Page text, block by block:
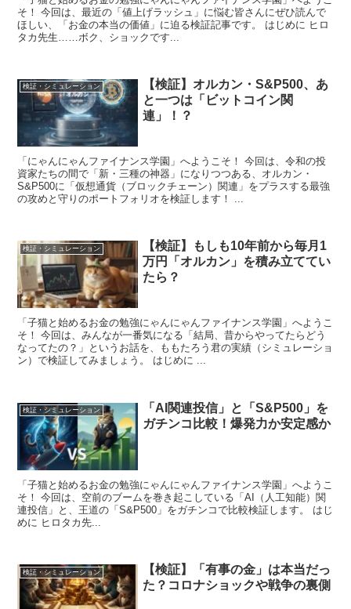
そ！ 今回は、最近の「値上げラッシュ」に悩む皆さんにぜひ読んで
ほしい、「お金の本当の価値」に迫る検証記事です。 はじめに ヒロ
タカ先生……ボク、ショックです...
検証・シミュレーション
【検証】オルカン・S&P500、あ
と一つは「ビットコイン関
連」！？
「にゃんにゃんファイナンス学園」へようこそ！ 今回は、令和の投
資家たちの間で「新・三種の神器」になりつつある、オルカン・
S&P500に「仮想通貨（ブロックチェーン）関連」をプラスする最強
の攻めと守りのポートフォリオを検証します！ ...
検証・シミュレーション
【検証】もしも10年前から毎月1
万円「オルカン」を積み立ててい
たら？
「子猫と始めるお金の勉強にゃんにゃんファイナンス学園」へようこ
そ！ 今回は、みんなが一番気になる「結局、昔からやってたらどう
なってたの？」というお話を、ももたろう君の実績（シミュレーショ
ン）で検証してみましょう。 はじめに ...
検証・シミュレーション
「AI関連投信」と「S&P500」を
ガチンコ比較！爆発力か安定感か
「子猫と始めるお金の勉強にゃんにゃんファイナンス学園」へようこ
そ！ 今回は、空前のブームを巻き起こしている「AI（人工知能）関
連投信」と、王道の「S&P500」をガチンコで比較検証します。 はじ
めに ヒロタカ先...
検証・シミュレーション
【検証】「有事の金」は本当だっ
た？コロナショックや戦争の裏側